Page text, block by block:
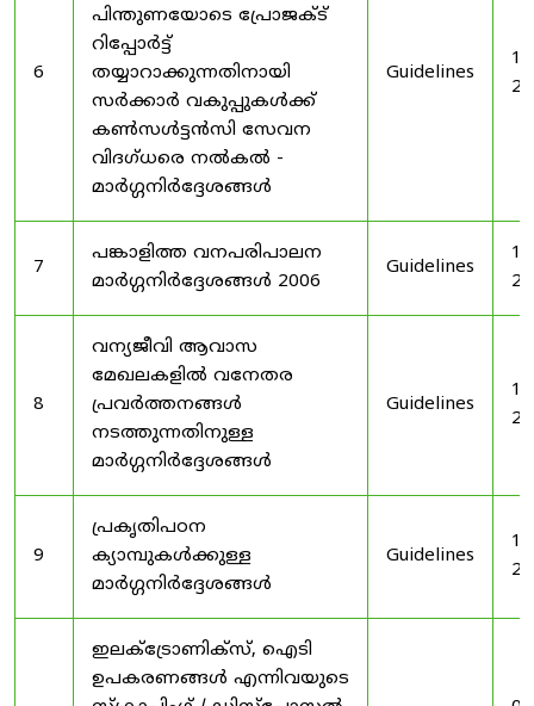
6
പിന്തുണയോടെ പ്രോജക്ട്
റിപ്പോർട്ട്
തയ്യാറാക്കുന്നതിനായി
സർക്കാർ വകുപ്പുകൾക്ക്
കൺസൾട്ടൻസി സേവന
വിദഗ്ധരെ നൽകൽ -
മാർഗ്ഗനിർദ്ദേശങ്ങൾ
Guidelines
7
പങ്കാളിത്ത വനപരിപാലന
മാർഗ്ഗനിർദ്ദേശങ്ങൾ 2006
Guidelines
8
വന്യജീവി ആവാസ
മേഖലകളിൽ വനേതര
പ്രവർത്തനങ്ങൾ
നടത്തുന്നതിനുള്ള
മാർഗ്ഗനിർദ്ദേശങ്ങൾ
Guidelines
9
പ്രകൃതിപഠന
ക്യാമ്പുകൾക്കുള്ള
മാർഗ്ഗനിർദ്ദേശങ്ങൾ
Guidelines
ഇലക്‌ട്രോണിക്‌സ്, ഐടി
ഉപകരണങ്ങൾ എന്നിവയുടെ